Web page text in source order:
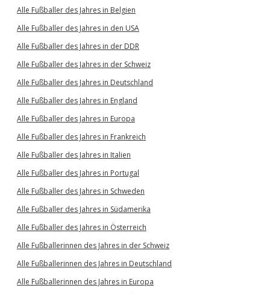
Alle Fußballer des Jahres in Belgien
Alle Fußballer des Jahres in den USA
Alle Fußballer des Jahres in der DDR
Alle Fußballer des Jahres in der Schweiz
Alle Fußballer des Jahres in Deutschland
Alle Fußballer des Jahres in England
Alle Fußballer des Jahres in Europa
Alle Fußballer des Jahres in Frankreich
Alle Fußballer des Jahres in Italien
Alle Fußballer des Jahres in Portugal
Alle Fußballer des Jahres in Schweden
Alle Fußballer des Jahres in Südamerika
Alle Fußballer des Jahres in Österreich
Alle Fußballerinnen des Jahres in der Schweiz
Alle Fußballerinnen des Jahres in Deutschland
Alle Fußballerinnen des Jahres in Europa